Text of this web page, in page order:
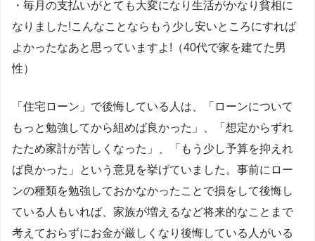
・毎月の支払いがとても大変になり生活がかなり貧相に
なりました!こんなことならもう少し安いところにすれば
よかったなあと思っていますよ!（40代で家を建てた男
性）
「住宅ローン」で後悔している人は、「ローンについて
もっと勉強してから組めば良かった」、「想定からずれ
たため家計が苦しくなった」、「もう少し予算を抑えれ
ば良かった」という意見を挙げていました。事前にロー
ンの種類を勉強しておかなかったことで損をして後悔し
ている人もいれば、家族が増えるなど将来的なことまで
考えておらずにお金が厳しくなり後悔している人がいる